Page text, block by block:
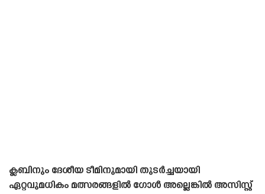
ക്ലബിനും ദേശീയ ടീമിനുമായി തുടർച്ചയായി
ഏറ്റവുമധികം മത്സരങ്ങളിൽ ഗോൾ അല്ലെങ്കിൽ അസിസ്റ്റ്